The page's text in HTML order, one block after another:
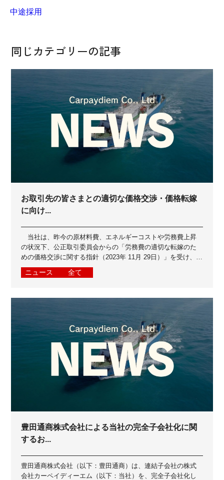
中途採用
同じカテゴリーの記事
お取引先の皆さまとの適切な価格交渉・価格転嫁
に向け...
当社は、昨今の原材料費、エネルギーコストや労務費上昇
の状況下、公正取引委員会からの「労務費の適切な転嫁のた
めの価格交渉に関する指針（2023年 11月 29日）」を受け、お
取引先の皆さまとよりよいパ...
ニュース 全て
豊田通商株式会社による当社の完全子会社化に関
するお...
豊田通商株式会社（以下：豊田通商）は、連結子会社の株式
会社カーペイディーエム（以下：当社）を、完全子会社化し